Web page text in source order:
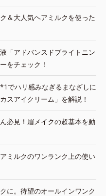
＆大人気ヘアミルクを使った
「アドバンスドブライトニン
をチェック！
でハリ感みなぎるまなざしに
スアイクリーム」を解説！
必見！眉メイクの超基本を動
ミルクのワンランク上の使い
に。待望のオールインワンク